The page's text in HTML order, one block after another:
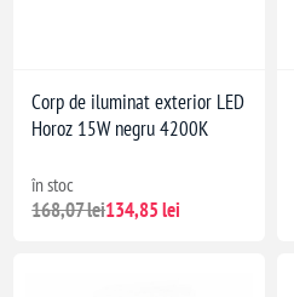
Corp de iluminat exterior LED
Horoz 15W negru 4200K
în stoc
168,07 lei134,85 lei